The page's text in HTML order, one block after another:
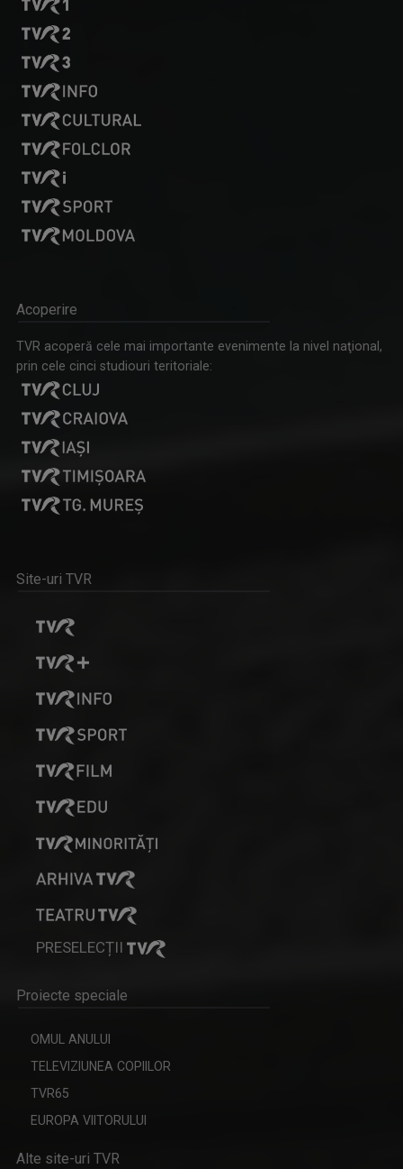
Acoperire
TVR acoperă cele mai importante evenimente la nivel naţional,
prin cele cinci studiouri teritoriale:
Site-uri TVR
PRESELECȚII
Proiecte speciale
OMUL ANULUI
TELEVIZIUNEA COPIILOR
TVR65
EUROPA VIITORULUI
Alte site-uri TVR